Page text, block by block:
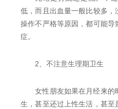
低，而且出血量一般比较多
操作不严格等原因，都可能
症。
2、不注意生理期卫生
女性朋友如果在月经来的
生，甚至还过上性生活，甚